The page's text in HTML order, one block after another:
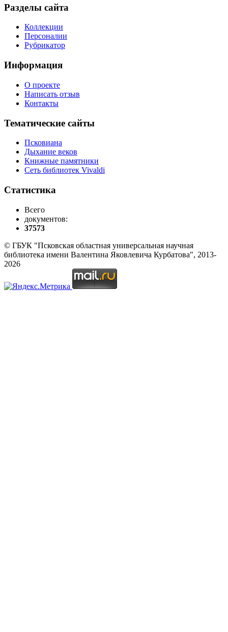
Разделы сайта
Коллекции
Персоналии
Рубрикатор
Информация
О проекте
Написать отзыв
Контакты
Тематические сайты
Псковиана
Дыхание веков
Книжные памятники
Сеть библиотек Vivaldi
Статистика
Всего
документов:
37573
© ГБУК "Псковская областная универсальная научная
библиотека имени Валентина Яковлевича Курбатова", 2013-
2026